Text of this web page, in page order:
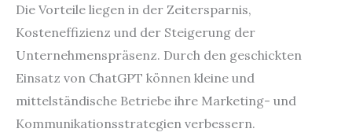
Die Vorteile liegen in der Zeitersparnis,
Kosteneffizienz und der Steigerung der
Unternehmenspräsenz. Durch den geschickten
Einsatz von ChatGPT können kleine und
mittelständische Betriebe ihre Marketing- und
Kommunikationsstrategien verbessern.